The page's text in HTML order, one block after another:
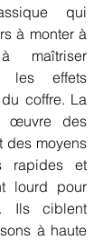
qui
à monter à
maîtriser
les effets
coffre. La
œuvre des
des moyens
rapides et
lourd pour
Ils ciblent
à haute